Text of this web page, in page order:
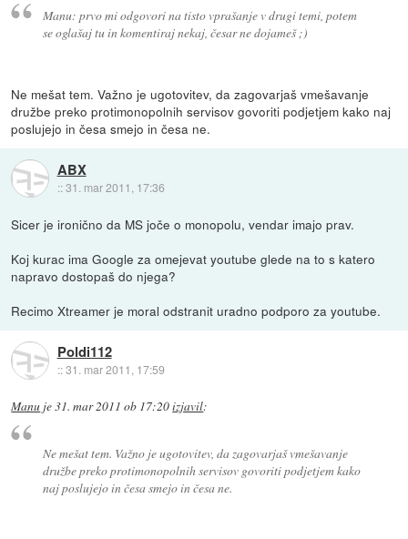
Manu: prvo mi odgovori na tisto vprašanje v drugi temi, potem
se oglašaj tu in komentiraj nekaj, česar ne dojameš ;)
Ne mešat tem. Važno je ugotovitev, da zagovarjaš vmešavanje
družbe preko protimonopolnih servisov govoriti podjetjem kako naj
poslujejo in česa smejo in česa ne.
ABX
::31. mar 2011, 17:36
Sicer je ironično da MS joče o monopolu, vendar imajo prav.
Koj kurac ima Google za omejevat youtube glede na to s katero
napravo dostopaš do njega?
Recimo Xtreamer je moral odstranit uradno podporo za youtube.
Poldi112
::31. mar 2011, 17:59
Manu je31. mar 2011 ob 17:20izjavil:
Ne mešat tem. Važno je ugotovitev, da zagovarjaš vmešavanje
družbe preko protimonopolnih servisov govoriti podjetjem kako
naj poslujejo in česa smejo in česa ne.